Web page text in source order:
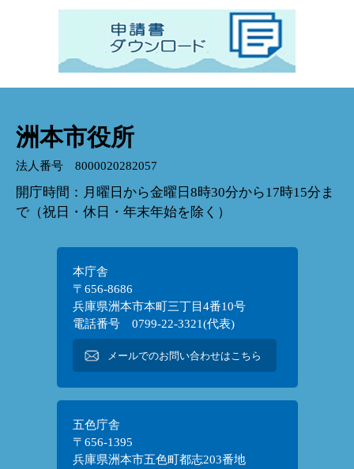
洲本市役所
法人番号 8000020282057
開庁時間：月曜日から金曜日8時30分から17時15分ま
で（祝日・休日・年末年始を除く）
本庁舎
〒656-8686
兵庫県洲本市本町三丁目4番10号
電話番号 0799-22-3321(代表)
メールでのお問い合わせはこちら
五色庁舎
〒656-1395
兵庫県洲本市五色町都志203番地